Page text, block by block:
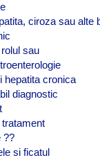
ciroza sau alte
sau
hepatita cronica
diagnostic
tratament
??
si ficatul